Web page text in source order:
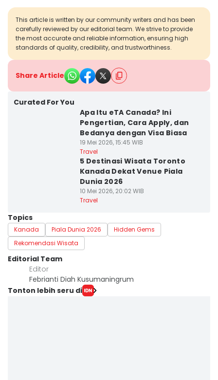
This article is written by our community writers and has been
carefully reviewed by our editorial team. We strive to provide
the most accurate and reliable information, ensuring high
standards of quality, credibility, and trustworthiness.
Share Article
Curated For You
Apa Itu eTA Canada? Ini
Pengertian, Cara Apply, dan
Bedanya dengan Visa Biasa
19 Mei 2026, 15:45 WIB
Travel
5 Destinasi Wisata Toronto
Kanada Dekat Venue Piala
Dunia 2026
10 Mei 2026, 20:02 WIB
Travel
Topics
Kanada Piala Dunia 2026
Hidden Gems
Rekomendasi Wisata
Editorial Team
Editor
Febrianti Diah Kusumaningrum
Tonton lebih seru di